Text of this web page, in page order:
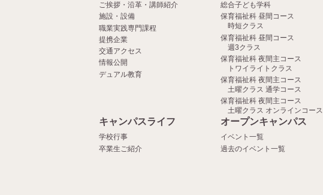
ご挨拶・沿革・講師紹介
施設・設備
職業実践専門課程
提携企業
交通アクセス
情報公開
デュアル教育
総合子ども学科
保育福祉科 昼間コース
時短クラス
保育福祉科 昼間コース
週3クラス
保育福祉科 夜間主コース
トワイライトクラス
保育福祉科 夜間主コース
土曜クラス 通学コース
保育福祉科 夜間主コース
土曜クラス オンラインコース
キャンパスライフ
学校行事
卒業生ご紹介
オープンキャンパス
イベント一覧
過去のイベント一覧